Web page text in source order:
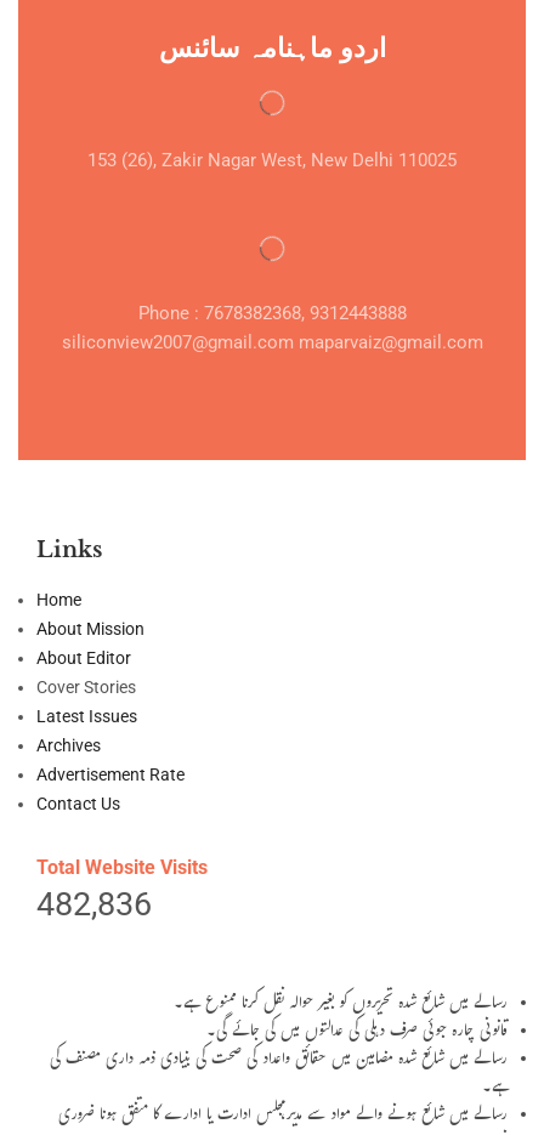
اردو ماہنامہ سائنس
153 (26), Zakir Nagar West, New Delhi 110025
Phone : 7678382368, 9312443888
siliconview2007@gmail.com maparvaiz@gmail.com
Links
Home
About Mission
About Editor
Cover Stories
Latest Issues
Archives
Advertisement Rate
Contact Us
Total Website Visits
482,836
رسالے میں شائع شدہ تحریروں کو بغیر حوالہ نقل کرنا ممنوع ہے۔
قانونی چارہ جوئی صرف دہلی کی عدالتوں میں کی جائے گی۔
رسالے میں شائع شدہ مضامین میں حقائق واعداد کی صحت کی بنیادی ذمہ داری مصنف کی
ہے۔
رسالے میں شائع ہونے والے مواد سے مدیر،مجلس ادارت یا ادارے کا متفق ہونا ضروری